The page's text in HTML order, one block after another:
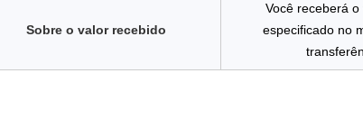
Sobre o valor recebido
Você receberá
especificado no